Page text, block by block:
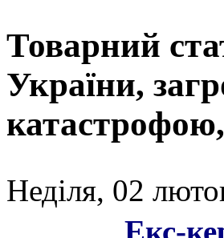
Товарний
України,
Неділя, 02
Екс-